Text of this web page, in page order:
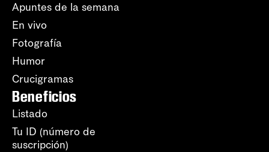
Apuntes de la semana
En vivo
Fotografía
Humor
Crucigramas
Beneficios
Listado
Tu ID (número de
suscripción)